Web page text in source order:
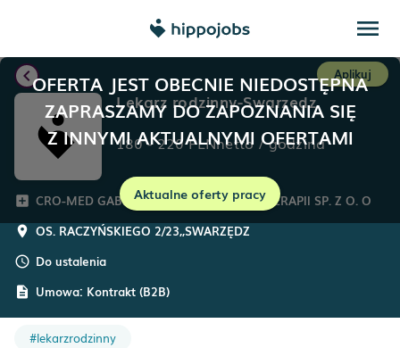
menu
OFERTA JEST OBECNIE NIEDOSTĘPNA
ZAPRASZAMY DO ZAPOZNANIA SIĘ
Z INNYMI AKTUALNYMI OFERTAMI
Aktualne oferty pracy
chevron_left Aplikuj
Lekarz rodzinny-Swarzędz
180-220PLNnetto /godzina
add_box CRO-MED GABINETY LEKARSKIE I FIZJOTERAPII SP. Z O. O
room OS. RACZYŃSKIEGO 2/23,,SWARZĘDZ
schedule Do ustalenia
description Umowa: Kontrakt (B2B)
#lekarzrodzinny